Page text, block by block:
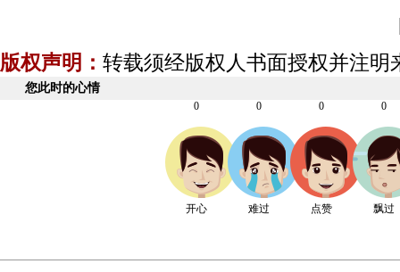
版权声明： 转载须经版权人书面授权并注明
您此时的心情
0
开心
0
难过
0
点赞
0
飘过